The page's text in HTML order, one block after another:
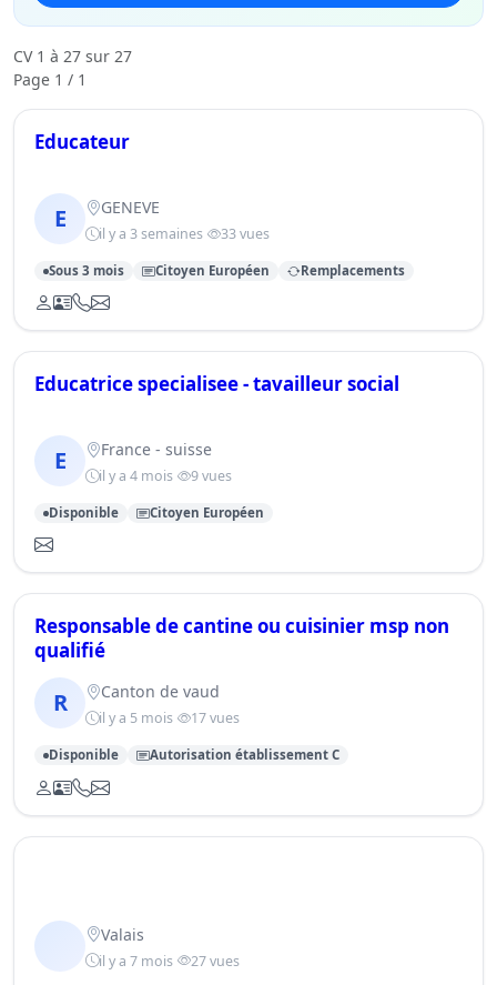
CV 1 à 27 sur 27
Page 1 / 1
Educateur
E GENEVE
il y a 3 semaines 33 vues
Sous 3 mois Citoyen Européen Remplacements
Educatrice specialisee - tavailleur social
E France - suisse
il y a 4 mois 9 vues
Disponible Citoyen Européen
Responsable de cantine ou cuisinier msp non
qualifié
R Canton de vaud
il y a 5 mois 17 vues
Disponible Autorisation établissement C
Valais
il y a 7 mois 27 vues